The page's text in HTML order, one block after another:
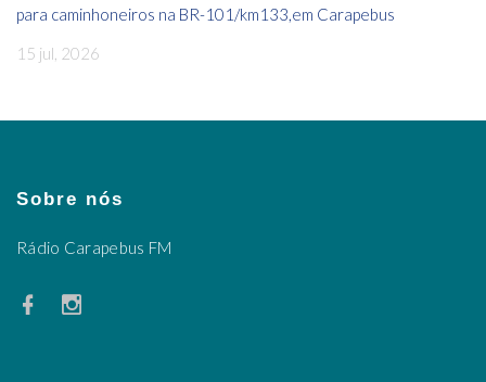
para caminhoneiros na BR-101/km133,em Carapebus
15 jul, 2026
Sobre nós
Rádio Carapebus FM